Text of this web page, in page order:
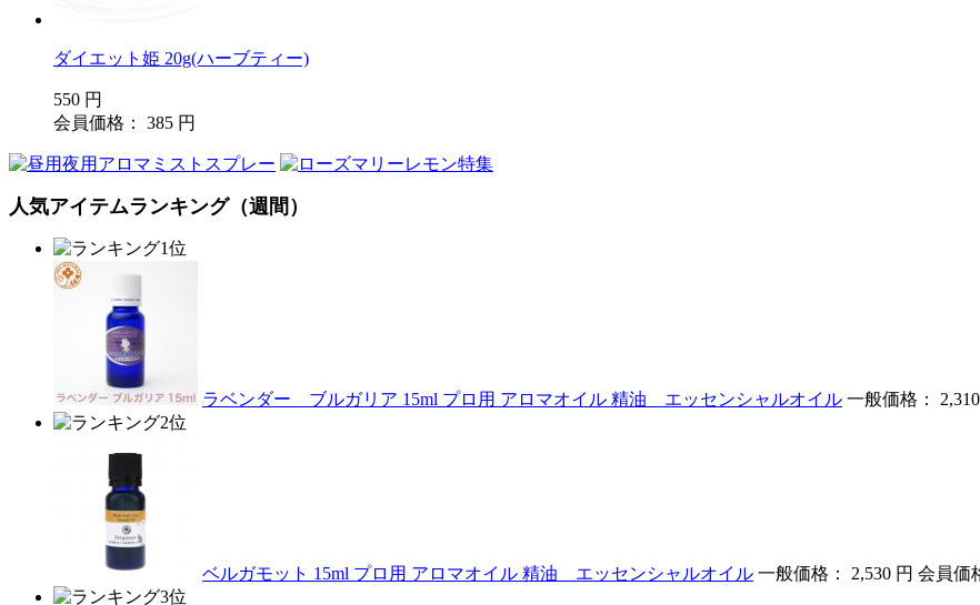
ダイエット姫 20g(ハーブティー)
550 円
会員価格： 385 円
人気アイテムランキング（週間）
ラベンダー ブルガリア 15ml プロ用 アロマオイル 精油 エッセンシャルオイル 一般価格：
ベルガモット 15ml プロ用 アロマオイル 精油 エッセンシャルオイル 一般価格： 2,530 円 会員価